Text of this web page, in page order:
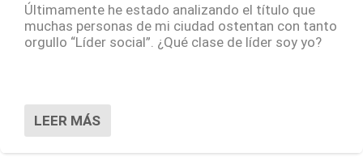
Últimamente he estado analizando el título que
muchas personas de mi ciudad ostentan con tanto
orgullo “Líder social”. ¿Qué clase de líder soy yo?
LEER MÁS